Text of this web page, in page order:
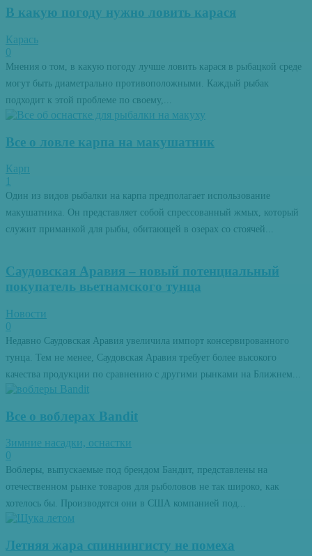
В какую погоду нужно ловить карася
Карась
0
Мнения о том, в какую погоду лучше ловить карася в рыбацкой среде
могут быть диаметрально противоположными. Каждый рыбак
подходит к этой проблеме по своему,...
Все о ловле карпа на макушатник
Карп
1
Один из видов рыбалки на карпа предполагает использование
макушатника. Он представляет собой спрессованный жмых, который
служит приманкой для рыбы, обитающей в озерах со стоячей...
Саудовская Аравия – новый потенциальный
покупатель вьетнамского тунца
Новости
0
Недавно Саудовская Аравия увеличила импорт консервированного
тунца. Тем не менее, Саудовская Аравия требует более высокого
качества продукции по сравнению с другими рынками на Ближнем...
Все о воблерах Bandit
Зимние насадки, оснастки
0
Воблеры, выпускаемые под брендом Бандит, представлены на
отечественном рынке товаров для рыболовов не так широко, как
хотелось бы. Производятся они в США компанией под...
Летняя жара спиннингисту не помеха